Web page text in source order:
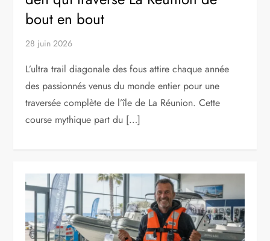
bout en bout
28 juin 2026
L’ultra trail diagonale des fous attire chaque année
des passionnés venus du monde entier pour une
traversée complète de l’île de La Réunion. Cette
course mythique part du […]